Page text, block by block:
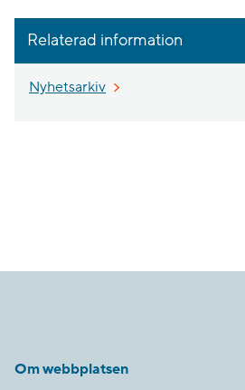
Relaterad information
Nyhetsarkiv
Om webbplatsen